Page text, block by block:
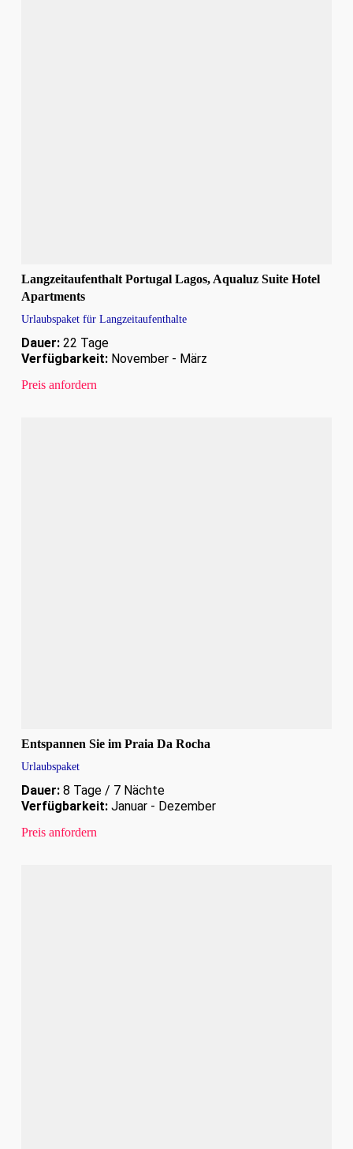
Langzeitaufenthalt Portugal Lagos, Aqualuz Suite Hotel
Apartments
Urlaubspaket für Langzeitaufenthalte
Dauer:22 Tage
Verfügbarkeit:November - März
Preis anfordern
Entspannen Sie im Praia Da Rocha
Urlaubspaket
Dauer:8 Tage / 7 Nächte
Verfügbarkeit:Januar - Dezember
Preis anfordern